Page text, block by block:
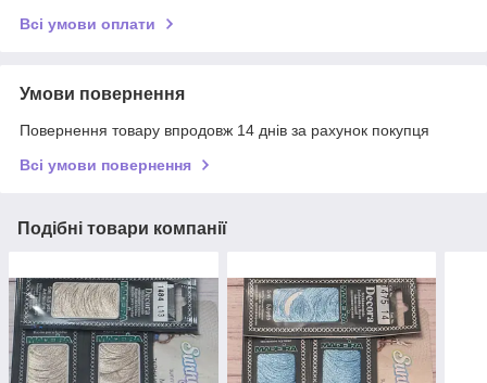
Всі умови оплати
Умови повернення
Повернення товару впродовж 14 днів за рахунок покупця
Всі умови повернення
Подібні товари компанії